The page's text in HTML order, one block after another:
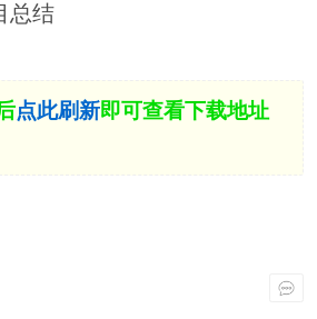
总结
点此刷新即可查看下载地址